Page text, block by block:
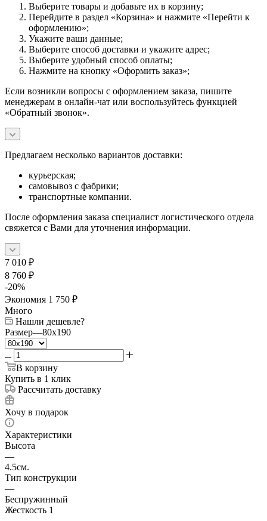
Выберите товары и добавьте их в корзину;
Перейдите в раздел «Корзина» и нажмите «Перейти к
оформлению»;
Укажите ваши данные;
Выберите способ доставки и укажите адрес;
Выберите удобный способ оплаты;
Нажмите на кнопку «Оформить заказ»;
Если возникли вопросы с оформлением заказа, пишите
менеджерам в онлайн-чат или воспользуйтесь функцией
«Обратный звонок».
Предлагаем несколько вариантов доставки:
курьерская;
самовывоз с фабрики;
транспортные компании.
После оформления заказа специалист логистического отдела
свяжется с Вами для уточнения информации.
7 010 ₽
8 760 ₽
-20%
Экономия 1 750 ₽
Много
Нашли дешевле?
Размер—80x190
В корзину
Купить в 1 клик
Рассчитать доставку
Хочу в подарок
Характеристики
Высота
—
4.5см.
Тип конструкции
—
Беспружинный
Жесткость 1